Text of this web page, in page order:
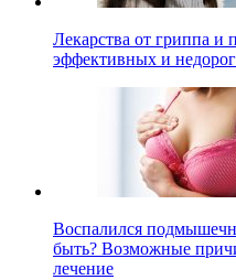
Лекарства от гриппа и
эффективных и
Воспалился
быть? Возможные
лечение